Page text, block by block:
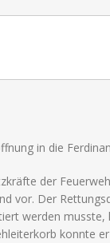
in die
der
vor. Der
werden
konnte